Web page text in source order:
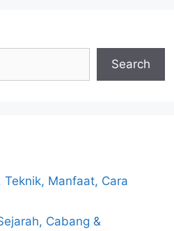
Search
Manfaat, Cara
Cabang &